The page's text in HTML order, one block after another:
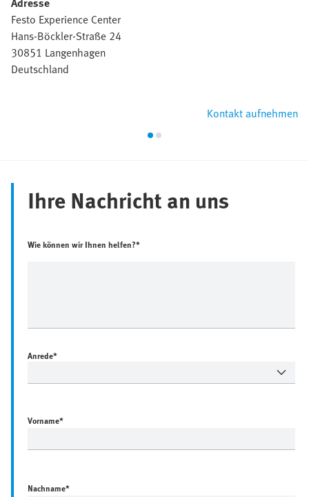
Festo Experience Center
Hans-Böckler-Straße 24
30851 Langenhagen
Deutschland
Kontakt aufnehmen
Ihre Nachricht an uns
Wie können wir Ihnen helfen?*
Anrede*
Vorname*
Nachname*